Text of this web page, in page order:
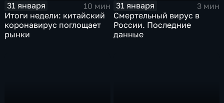
31 января
10 мин
Итоги недели: китайский
коронавирус поглощает
рынки
31 января
3 мин
Смертельный вирус в
России. Последние
данные